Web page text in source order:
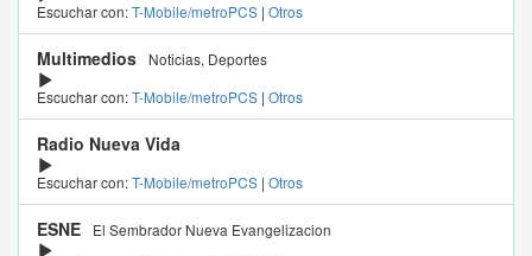
Escuchar con:T-Mobile/metroPCS | Otros
Multimedios
Noticias, Deportes
Escuchar con:T-Mobile/metroPCS | Otros
Radio Nueva Vida
Escuchar con:T-Mobile/metroPCS | Otros
ESNE
El Sembrador Nueva Evangelizacion